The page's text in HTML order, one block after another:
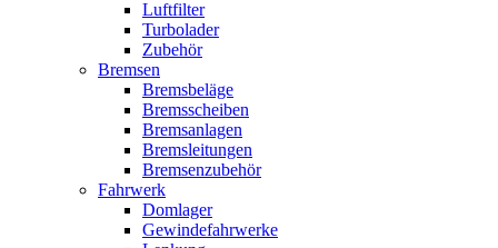
Luftfilter
Turbolader
Zubehör
Bremsen
Bremsbeläge
Bremsscheiben
Bremsanlagen
Bremsleitungen
Bremsenzubehör
Fahrwerk
Domlager
Gewindefahrwerke